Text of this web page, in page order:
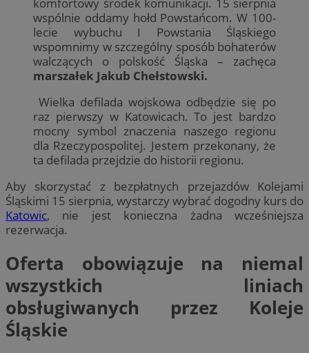
wspólnie oddamy hołd Powstańcom. W 100-
lecie wybuchu I Powstania Śląskiego
wspomnimy w szczególny sposób bohaterów
walczących o polskość Śląska – zachęca
marszałek Jakub Chełstowski.
Wielka defilada wojskowa odbędzie się po
raz pierwszy w Katowicach. To jest bardzo
mocny symbol znaczenia naszego regionu
dla Rzeczypospolitej. Jestem przekonany, że
ta defilada przejdzie do historii regionu.
Aby skorzystać z bezpłatnych przejazdów Kolejami
Śląskimi 15 sierpnia, wystarczy wybrać dogodny kurs do
Katowic, nie jest konieczna żadna wcześniejsza
rezerwacja.
Oferta obowiązuje na niemal
wszystkich liniach
obsługiwanych przez Koleje
Śląskie